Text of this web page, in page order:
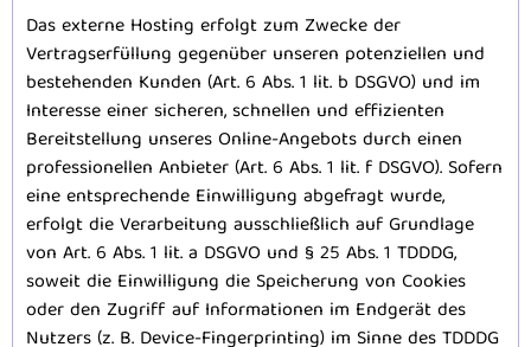
Das externe Hosting erfolgt zum Zwecke der
Vertragserfüllung gegenüber unseren potenziellen und
bestehenden Kunden (Art. 6 Abs. 1 lit. b DSGVO) und im
Interesse einer sicheren, schnellen und effizienten
Bereitstellung unseres Online-Angebots durch einen
professionellen Anbieter (Art. 6 Abs. 1 lit. f DSGVO). Sofern
eine entsprechende Einwilligung abgefragt wurde,
erfolgt die Verarbeitung ausschließlich auf Grundlage
von Art. 6 Abs. 1 lit. a DSGVO und § 25 Abs. 1 TDDDG,
soweit die Einwilligung die Speicherung von Cookies
oder den Zugriff auf Informationen im Endgerät des
Nutzers (z. B. Device-Fingerprinting) im Sinne des TDDDG